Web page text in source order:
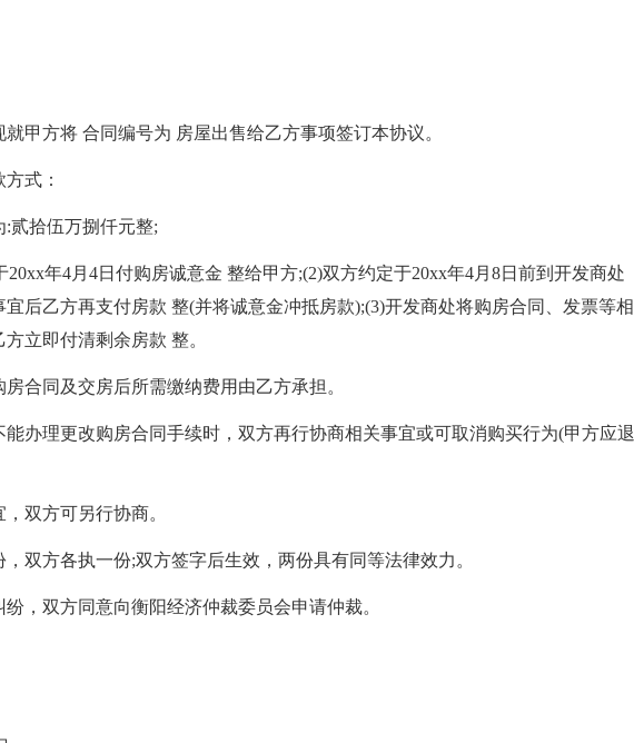
甲方将 合同编号为 房屋出售给乙方事项签订本协议。
式：
贰拾伍万捌仟元整;
20xx年4月4日付购房诚意金 整给甲方;(2)双方约定于20xx年4月8日前到开发商处
后乙方再支付房款 整(并将诚意金冲抵房款);(3)开发商处将购房合同、发票等相
立即付清剩余房款 整。
合同及交房后所需缴纳费用由乙方承担。
能办理更改购房合同手续时，双方再行协商相关事宜或可取消购买行为(甲方应退
双方可另行协商。
双方各执一份;双方签字后生效，两份具有同等法律效力。
，双方同意向衡阳经济仲裁委员会申请仲裁。